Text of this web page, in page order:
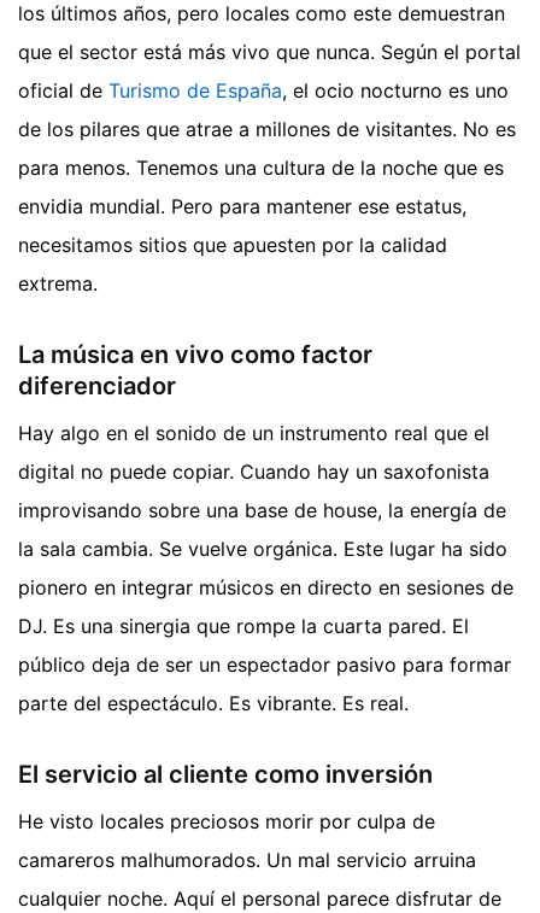
los últimos años, pero locales como este demuestran
que el sector está más vivo que nunca. Según el portal
oficial de Turismo de España, el ocio nocturno es uno
de los pilares que atrae a millones de visitantes. No es
para menos. Tenemos una cultura de la noche que es
envidia mundial. Pero para mantener ese estatus,
necesitamos sitios que apuesten por la calidad
extrema.
La música en vivo como factor
diferenciador
Hay algo en el sonido de un instrumento real que el
digital no puede copiar. Cuando hay un saxofonista
improvisando sobre una base de house, la energía de
la sala cambia. Se vuelve orgánica. Este lugar ha sido
pionero en integrar músicos en directo en sesiones de
DJ. Es una sinergia que rompe la cuarta pared. El
público deja de ser un espectador pasivo para formar
parte del espectáculo. Es vibrante. Es real.
El servicio al cliente como inversión
He visto locales preciosos morir por culpa de
camareros malhumorados. Un mal servicio arruina
cualquier noche. Aquí el personal parece disfrutar de